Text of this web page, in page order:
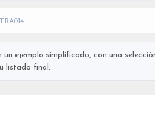
ejemplo simplificado, con una
listado final.